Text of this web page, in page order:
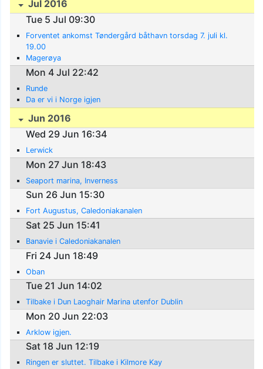
Jul 2016
Tue 5 Jul 09:30
Forventet ankomst Tøndergård båthavn torsdag 7. juli kl.
19.00
Magerøya
Mon 4 Jul 22:42
Runde
Da er vi i Norge igjen
Jun 2016
Wed 29 Jun 16:34
Lerwick
Mon 27 Jun 18:43
Seaport marina, Inverness
Sun 26 Jun 15:30
Fort Augustus, Caledoniakanalen
Sat 25 Jun 15:41
Banavie i Caledoniakanalen
Fri 24 Jun 18:49
Oban
Tue 21 Jun 14:02
Tilbake i Dun Laoghair Marina utenfor Dublin
Mon 20 Jun 22:03
Arklow igjen.
Sat 18 Jun 12:19
Ringen er sluttet. Tilbake i Kilmore Kay